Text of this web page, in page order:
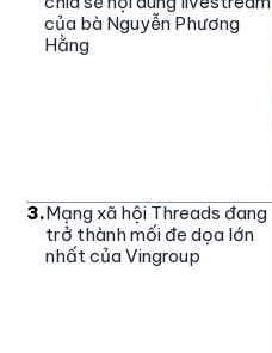
của bà Nguyễn Phương
Hằng
3.Mạng xã hội Threads đang
trở thành mối đe dọa lớn
nhất của Vingroup